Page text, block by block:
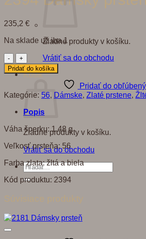
Žiadne produkty v košíku.
Vrátiť sa do obchodu
Košík
Žiadne produkty v košíku.
Vrátiť sa do obchodu
Hľadať:
235,2 €
Na sklade už iba 1
množstvo
2394
Dámsky
Pridať do košíka
Pridať do
Kategórie: 56 Dámske Zlaté prstene
Popis
Váha šperku: 1,48 g
Veľkosť prsteňa: 56
Farba zlata: žltá a biela
Kód produktu: 2394
Súvisiace produkty